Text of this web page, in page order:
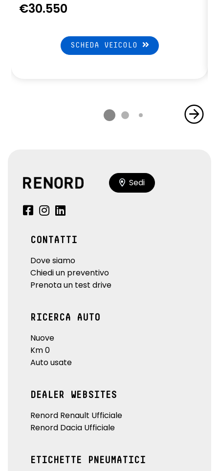
€30.550
SCHEDA VEICOLO
Sedi
CONTATTI
Dove siamo
Chiedi un preventivo
Prenota un test drive
RICERCA AUTO
Nuove
Km 0
Auto usate
DEALER WEBSITES
Renord Renault Ufficiale
Renord Dacia Ufficiale
ETICHETTE PNEUMATICI